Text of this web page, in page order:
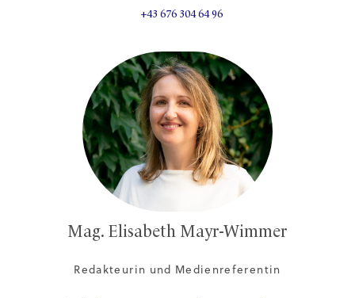
+43 676 304 64 96
Mag. Elisabeth Mayr-Wimmer
Redakteurin und Medienreferentin